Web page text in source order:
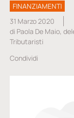
FINANZIAMENTI
31 Marzo 2020
di Paola De Maio,
Tributaristi
Condividi